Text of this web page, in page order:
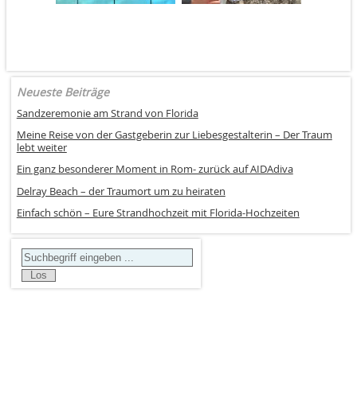
Neueste Beiträge
Sandzeremonie am Strand von Florida
Meine Reise von der Gastgeberin zur Liebesgestalterin – Der Traum
lebt weiter
Ein ganz besonderer Moment in Rom- zurück auf AIDAdiva
Delray Beach – der Traumort um zu heiraten
Einfach schön – Eure Strandhochzeit mit Florida-Hochzeiten
Search